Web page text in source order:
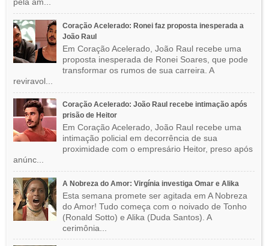
pela am...
Coração Acelerado: Ronei faz proposta inesperada a
João Raul
Em Coração Acelerado, João Raul recebe uma
proposta inesperada de Ronei Soares, que pode
transformar os rumos de sua carreira. A
reviravol...
Coração Acelerado: João Raul recebe intimação após
prisão de Heitor
Em Coração Acelerado, João Raul recebe uma
intimação policial em decorrência de sua
proximidade com o empresário Heitor, preso após
anúnc...
A Nobreza do Amor: Virgínia investiga Omar e Alika
Esta semana promete ser agitada em A Nobreza
do Amor! Tudo começa com o noivado de Tonho
(Ronald Sotto) e Alika (Duda Santos). A
cerimônia...